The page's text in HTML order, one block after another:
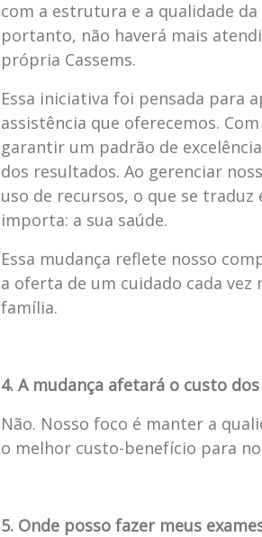
com a estrutura e a qualidade
portanto, não haverá mais
própria Cassems.
Essa iniciativa foi pensada para
assistência que oferecemos.
garantir um padrão de
dos resultados. Ao gerenciar
uso de recursos, o que se
importa: a sua saúde.
Essa mudança reflete nosso
a oferta de um cuidado cada
família.
4. A mudança afetará o custo dos
Não. Nosso foco é manter a
o melhor custo-benefício para
5. Onde posso fazer meus